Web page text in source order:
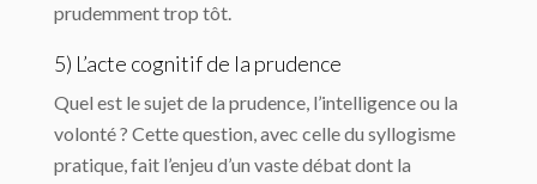
prudemment trop tôt.
5) L’acte cognitif de la prudence
Quel est le sujet de la prudence, l’intelligence ou la
volonté ? Cette question, avec celle du syllogisme
pratique, fait l’enjeu d’un vaste débat dont la